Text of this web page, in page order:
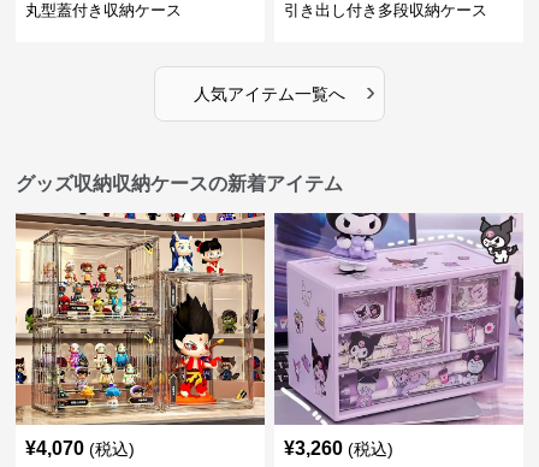
丸型蓋付き収納ケース
引き出し付き多段収納ケース
人気アイテム一覧へ ›
グッズ収納収納ケースの新着アイテム
¥4,070 (税込) ¥3,260 (税込)